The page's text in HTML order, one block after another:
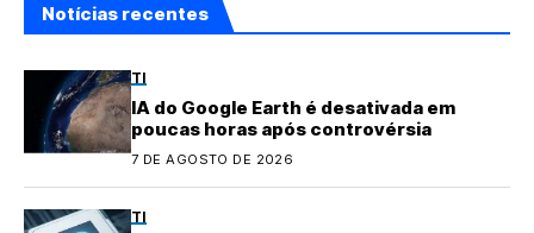
Notícias recentes
TI
IA do Google Earth é desativada em
poucas horas após controvérsia
7 DE AGOSTO DE 2026
TI